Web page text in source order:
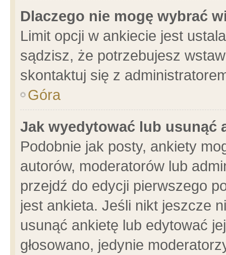
Dlaczego nie mogę wybrać
Limit opcji w ankiecie jest
sądzisz, że potrzebujesz
skontaktuj się z
Góra
Jak wyedytować lub usunąć
Podobnie jak posty, ankiety
autorów, moderatorów lub
przejdź do edycji pierwszego
jest ankieta. Jeśli nikt jeszcze
usunąć ankietę lub edytować
głosowano, jedynie